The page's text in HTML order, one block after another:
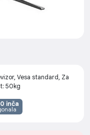
Vesa standard, Za
50kg
inča